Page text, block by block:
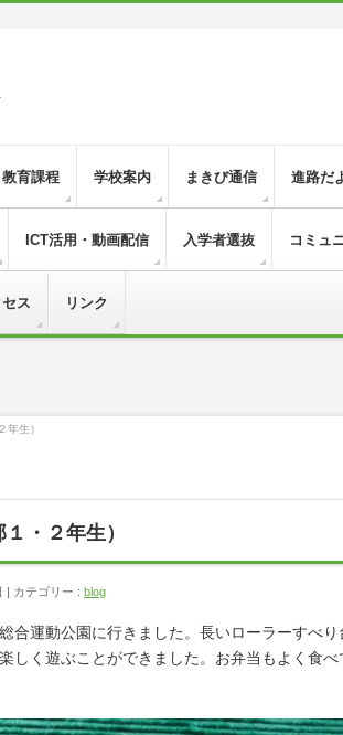
教育課程 学校案内 まきび通信 進路だ
ICT活用・動画配信 入学者選抜 コミュ
ス リンク
年生）
・２年生）
カテゴリー : blog
合運動公園に行きました。長いローラーすべり
しく遊ぶことができました。お弁当もよく食べ